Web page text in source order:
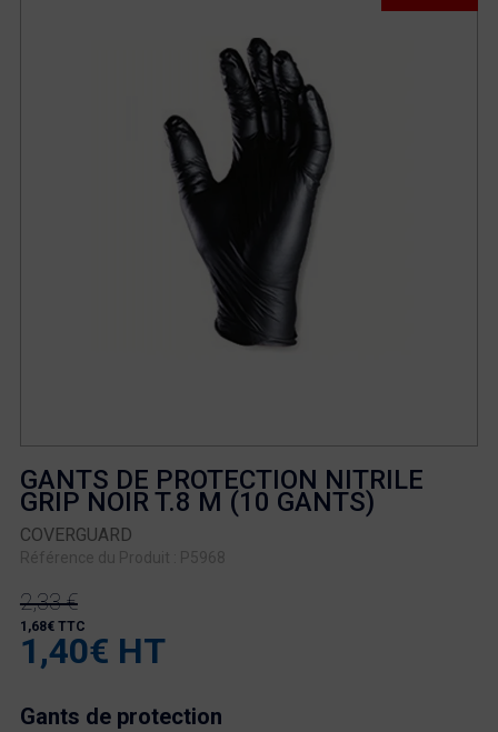
GANTS DE PROTECTION NITRILE
GRIP NOIR T.8 M (10 GANTS)
COVERGUARD
Référence du Produit : P5968
2,33 €
1,40€ HT
1,68€ TTC
Gants de protection